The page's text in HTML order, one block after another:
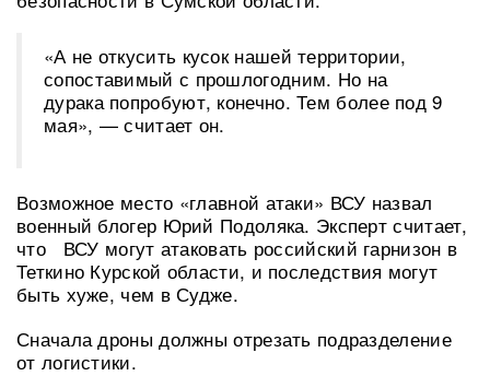
«А не откусить кусок нашей территории,
сопоставимый с прошлогодним. Но на
дурака попробуют, конечно. Тем более под 9
мая», — считает он.
Возможное место «главной атаки» ВСУ назвал
военный блогер Юрий Подоляка. Эксперт считает,
что ВСУ могут атаковать российский гарнизон в
Теткино Курской области, и последствия могут
быть хуже, чем в Судже.
Сначала дроны должны отрезать подразделение
от логистики.